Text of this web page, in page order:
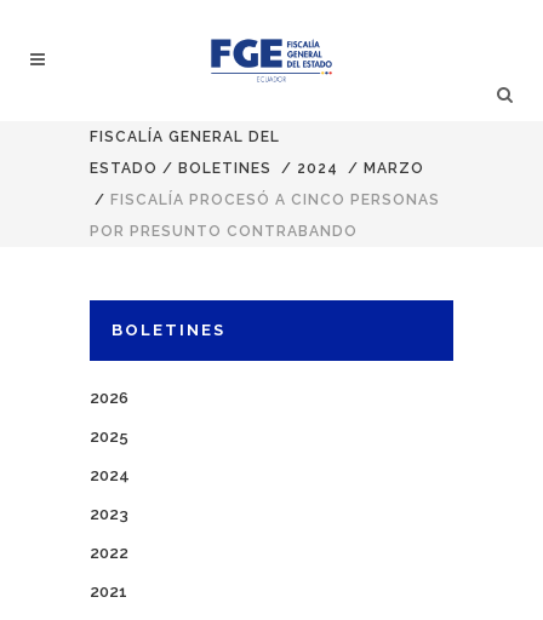
FISCALÍA GENERAL DEL
ESTADO / BOLETINES / 2024 / MARZO
/ FISCALÍA PROCESÓ A CINCO PERSONAS
POR PRESUNTO CONTRABANDO
BOLETINES
2026
2025
2024
2023
2022
2021